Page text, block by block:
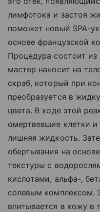
лимфотока и застоя
поможет новый SPA-
основе французской
Процедура состоит из
мастер наносит на
скраб, который при
преобразуется в
цвета. В ходе этой
омертвевшие клетки и
лишняя жидкость.
обертывания на
текстуры с
кислотами, альфа-,
солевым комплексом.
впитывается в кожу в